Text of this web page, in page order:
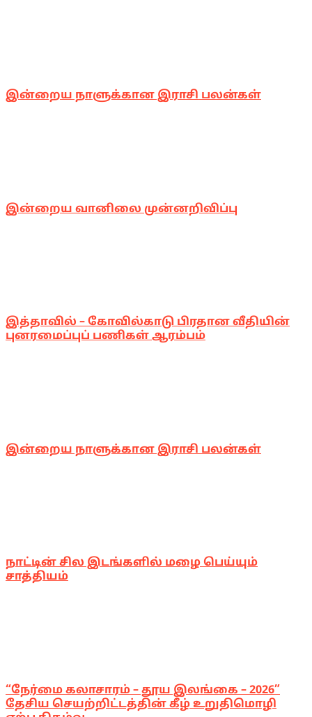
இன்றைய நாளுக்கான இராசி பலன்கள்
இன்றைய வானிலை முன்னறிவிப்பு
இத்தாவில் – கோவில்காடு பிரதான வீதியின்
புனரமைப்புப் பணிகள் ஆரம்பம்
இன்றைய நாளுக்கான இராசி பலன்கள்
நாட்டின் சில இடங்களில் மழை பெய்யும்
சாத்தியம்
“நேர்மை கலாசாரம் – தூய இலங்கை – 2026”
தேசிய செயற்றிட்டத்தின் கீழ் உறுதிமொழி